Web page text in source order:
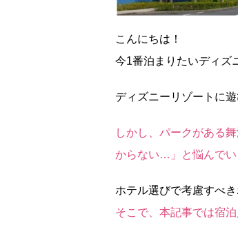
こんにちは！
今1番泊まりたいディズ
ディズニーリゾートに
しかし、パークがある
からない…」と悩んでい
ホテル選びで考慮すべ
そこで、本記事では宿